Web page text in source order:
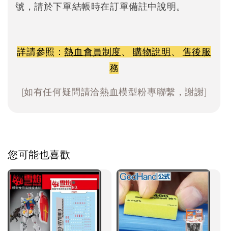
號，請於下單結帳時在訂單備註中說明。
詳請參照：熱血會員制度、 購物說明、 售後服
務
[如有任何疑問請洽熱血模型粉專聯繫，謝謝]
您可能也喜歡